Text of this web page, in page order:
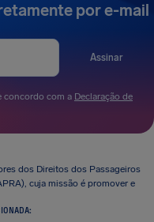
por e-mail
Assinar
concordo com a Declaração de
dos Direitos dos Passageiros
cuja missão é promover e